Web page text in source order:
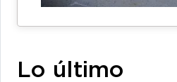
Lo último